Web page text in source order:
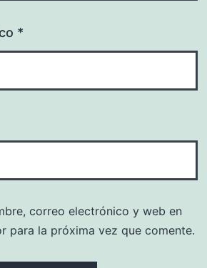
*
correo electrónico y web en
para la próxima vez que comente.